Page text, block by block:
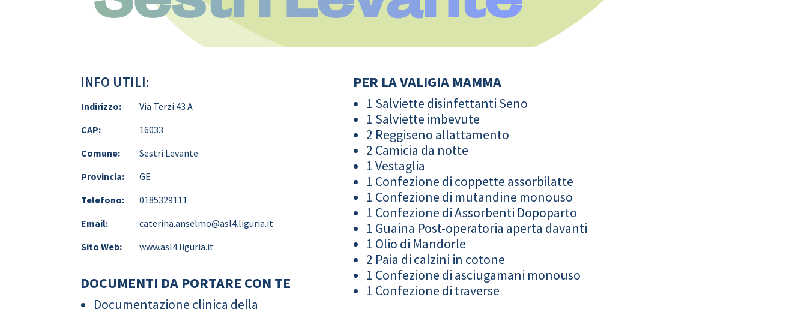
INFO UTILI:
Indirizzo:
Via Terzi 43 A
CAP:
16033
Comune:
Sestri Levante
Provincia:
GE
Telefono:
0185329111
Email:
caterina.anselmo@asl4.liguria.it
Sito Web:
www.asl4.liguria.it
DOCUMENTI DA PORTARE CON TE
Documentazione clinica della
PER LA VALIGIA MAMMA
1 Salviette disinfettanti Seno
1 Salviette imbevute
2 Reggiseno allattamento
2 Camicia da notte
1 Vestaglia
1 Confezione di coppette assorbilatte
1 Confezione di mutandine monouso
1 Confezione di Assorbenti Dopoparto
1 Guaina Post-operatoria aperta davanti
1 Olio di Mandorle
2 Paia di calzini in cotone
1 Confezione di asciugamani monouso
1 Confezione di traverse